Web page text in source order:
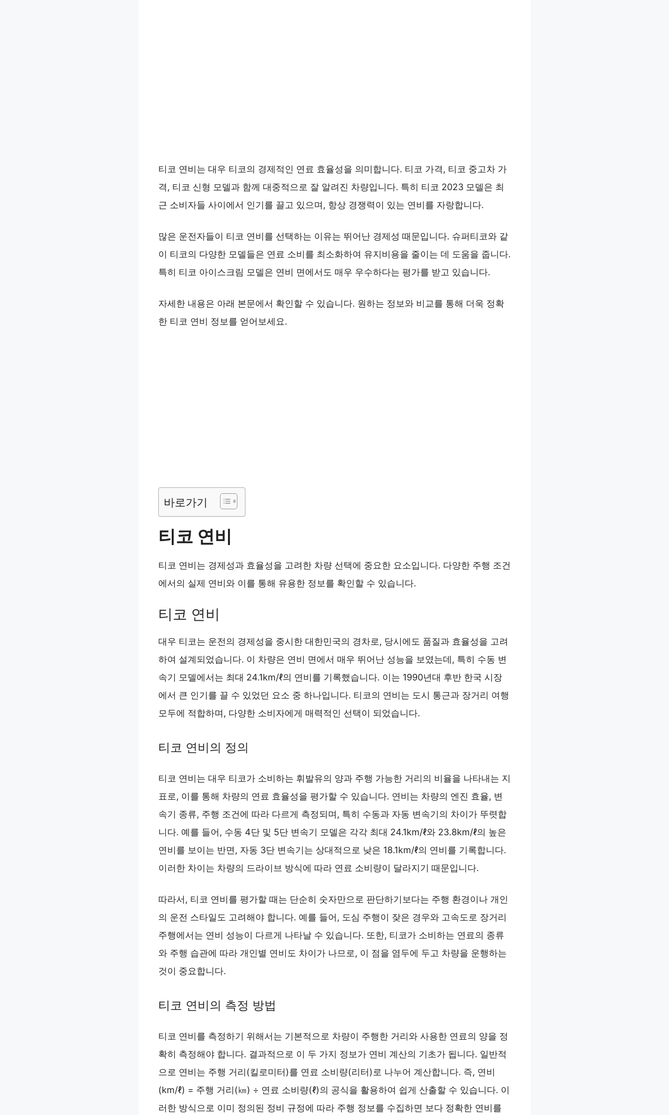
티코 연비는 대우 티코의 경제적인 연료 효율성을 의미합니다. 티코 가격, 티코 중고차 가
격, 티코 신형 모델과 함께 대중적으로 잘 알려진 차량입니다. 특히 티코 2023 모델은 최
근 소비자들 사이에서 인기를 끌고 있으며, 항상 경쟁력이 있는 연비를 자랑합니다.
많은 운전자들이 티코 연비를 선택하는 이유는 뛰어난 경제성 때문입니다. 슈퍼티코와 같
이 티코의 다양한 모델들은 연료 소비를 최소화하여 유지비용을 줄이는 데 도움을 줍니다.
특히 티코 아이스크림 모델은 연비 면에서도 매우 우수하다는 평가를 받고 있습니다.
자세한 내용은 아래 본문에서 확인할 수 있습니다. 원하는 정보와 비교를 통해 더욱 정확
한 티코 연비 정보를 얻어보세요.
바로가기
티코 연비
티코 연비는 경제성과 효율성을 고려한 차량 선택에 중요한 요소입니다. 다양한 주행 조건
에서의 실제 연비와 이를 통해 유용한 정보를 확인할 수 있습니다.
티코 연비
대우 티코는 운전의 경제성을 중시한 대한민국의 경차로, 당시에도 품질과 효율성을 고려
하여 설계되었습니다. 이 차량은 연비 면에서 매우 뛰어난 성능을 보였는데, 특히 수동 변
속기 모델에서는 최대 24.1km/ℓ의 연비를 기록했습니다. 이는 1990년대 후반 한국 시장
에서 큰 인기를 끌 수 있었던 요소 중 하나입니다. 티코의 연비는 도시 통근과 장거리 여행
모두에 적합하며, 다양한 소비자에게 매력적인 선택이 되었습니다.
티코 연비의 정의
티코 연비는 대우 티코가 소비하는 휘발유의 양과 주행 가능한 거리의 비율을 나타내는 지
표로, 이를 통해 차량의 연료 효율성을 평가할 수 있습니다. 연비는 차량의 엔진 효율, 변
속기 종류, 주행 조건에 따라 다르게 측정되며, 특히 수동과 자동 변속기의 차이가 뚜렷합
니다. 예를 들어, 수동 4단 및 5단 변속기 모델은 각각 최대 24.1km/ℓ와 23.8km/ℓ의 높은
연비를 보이는 반면, 자동 3단 변속기는 상대적으로 낮은 18.1km/ℓ의 연비를 기록합니다.
이러한 차이는 차량의 드라이브 방식에 따라 연료 소비량이 달라지기 때문입니다.
따라서, 티코 연비를 평가할 때는 단순히 숫자만으로 판단하기보다는 주행 환경이나 개인
의 운전 스타일도 고려해야 합니다. 예를 들어, 도심 주행이 잦은 경우와 고속도로 장거리
주행에서는 연비 성능이 다르게 나타날 수 있습니다. 또한, 티코가 소비하는 연료의 종류
와 주행 습관에 따라 개인별 연비도 차이가 나므로, 이 점을 염두에 두고 차량을 운행하는
것이 중요합니다.
티코 연비의 측정 방법
티코 연비를 측정하기 위해서는 기본적으로 차량이 주행한 거리와 사용한 연료의 양을 정
확히 측정해야 합니다. 결과적으로 이 두 가지 정보가 연비 계산의 기초가 됩니다. 일반적
으로 연비는 주행 거리(킬로미터)를 연료 소비량(리터)로 나누어 계산합니다. 즉, 연비
(km/ℓ) = 주행 거리(㎞) ÷ 연료 소비량(ℓ)의 공식을 활용하여 쉽게 산출할 수 있습니다. 이
러한 방식으로 이미 정의된 정비 규정에 따라 주행 정보를 수집하면 보다 정확한 연비를